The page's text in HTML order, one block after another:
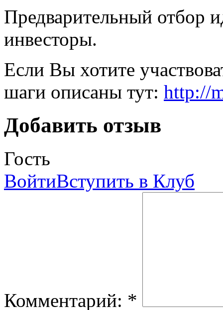
Предварительный отбор
инвесторы.
Если Вы хотите
шаги описаны тут: http://
Добавить отзыв
Гость
ВойтиВступить в Клуб
Комментарий: *